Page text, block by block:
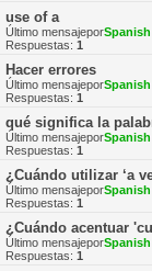
use of a
Último mensajepor
Respuestas: 1
Hacer errores
Último mensajepor
Respuestas: 1
qué significa la
Último mensajepor
Respuestas: 1
¿Cuándo utilizar ‘a
Último mensajepor
Respuestas: 1
¿Cuándo acentuar
Último mensajepor
Respuestas: 1